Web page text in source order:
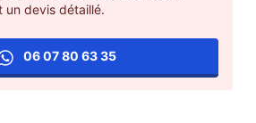
un devis détaillé.
06 07 80 63 35